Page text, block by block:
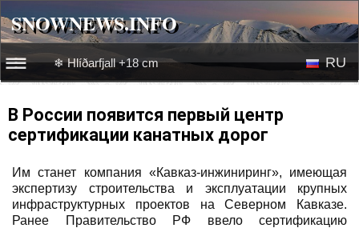
SNOWNEWS.INFO
☰☰
Веб-камеры
Лыжное видео
❄ Hlíðarfjall +18 cm RU
В России появится первый центр
сертификации канатных дорог
Им станет компания «Кавказ-инжиниринг», имеющая
экспертизу строительства и эксплуатации крупных
инфраструктурных проектов на Северном Кавказе.
Ранее Правительство РФ ввело сертификацию